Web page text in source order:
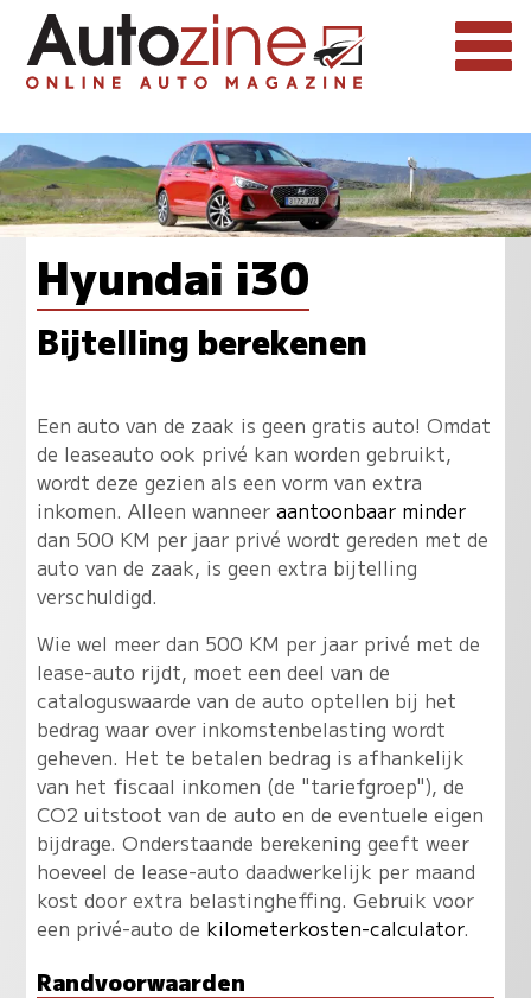
Hyundai i30
Bijtelling berekenen
Een auto van de zaak is geen gratis auto! Omdat
de leaseauto ook privé kan worden gebruikt,
wordt deze gezien als een vorm van extra
inkomen. Alleen wanneer aantoonbaar minder
dan 500 KM per jaar privé wordt gereden met de
auto van de zaak, is geen extra bijtelling
verschuldigd.
Wie wel meer dan 500 KM per jaar privé met de
lease-auto rijdt, moet een deel van de
cataloguswaarde van de auto optellen bij het
bedrag waar over inkomstenbelasting wordt
geheven. Het te betalen bedrag is afhankelijk
van het fiscaal inkomen (de "tariefgroep"), de
CO2 uitstoot van de auto en de eventuele eigen
bijdrage. Onderstaande berekening geeft weer
hoeveel de lease-auto daadwerkelijk per maand
kost door extra belastingheffing. Gebruik voor
een privé-auto de kilometerkosten-calculator.
Randvoorwaarden